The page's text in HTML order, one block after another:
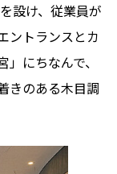
設け、従業員が
ントランスとカ
にちなんで、
きのある木目調